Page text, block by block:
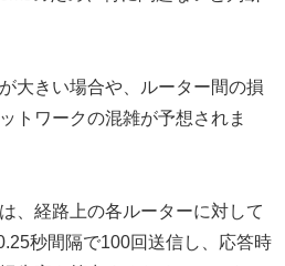
大きい場合や、ルーター間の損
トワークの混雑が予想されま
、経路上の各ルーターに対して
秒間隔で100回送信し、応答時